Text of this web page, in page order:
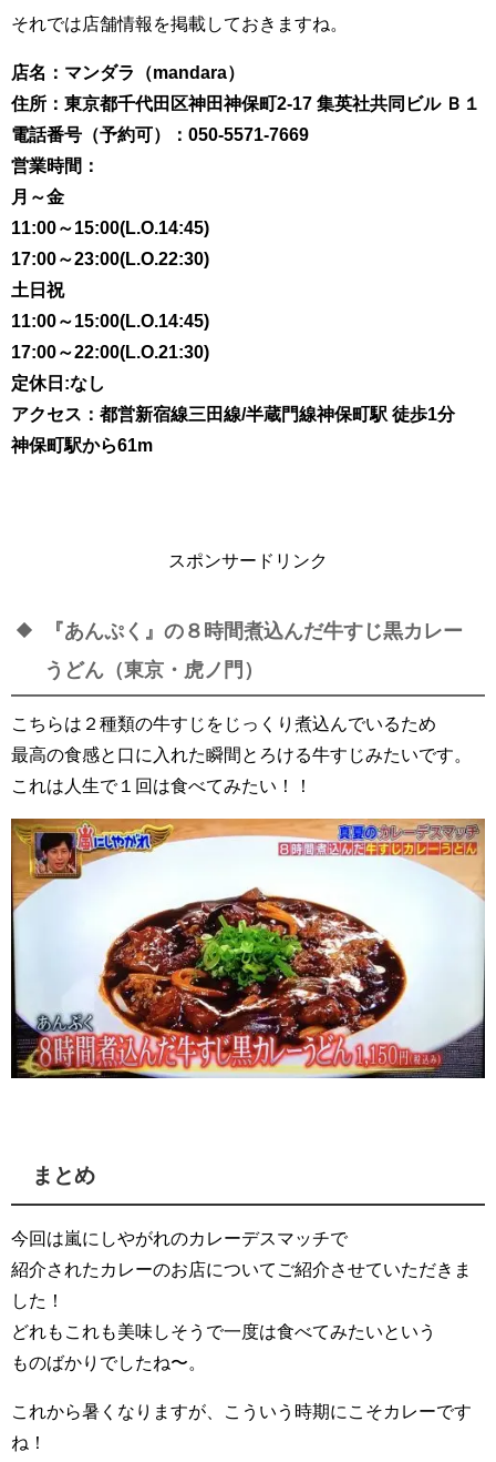
それでは店舗情報を掲載しておきますね。
店名：マンダラ（mandara）
住所：東京都千代田区神田神保町2-17 集英社共同ビル Ｂ１
電話番号（予約可）：050-5571-7669
営業時間：
月～金
11:00～15:00(L.O.14:45)
17:00～23:00(L.O.22:30)
土日祝
11:00～15:00(L.O.14:45)
17:00～22:00(L.O.21:30)
定休日:なし
アクセス：都営新宿線三田線/半蔵門線神保町駅 徒歩1分
神保町駅から61m
スポンサードリンク
『あんぷく』の８時間煮込んだ牛すじ黒カレー
うどん（東京・虎ノ門）
こちらは２種類の牛すじをじっくり煮込んでいるため
最高の食感と口に入れた瞬間とろける牛すじみたいです。
これは人生で１回は食べてみたい！！
まとめ
今回は嵐にしやがれのカレーデスマッチで
紹介されたカレーのお店についてご紹介させていただきま
した！
どれもこれも美味しそうで一度は食べてみたいという
ものばかりでしたね〜。
これから暑くなりますが、こういう時期にこそカレーです
ね！